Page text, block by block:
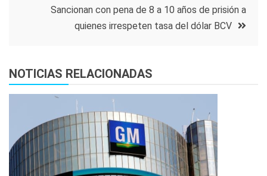
entradas
Sancionan con pena de 8 a 10 años de prisión a
quienes irrespeten tasa del dólar BCV
NOTICIAS RELACIONADAS